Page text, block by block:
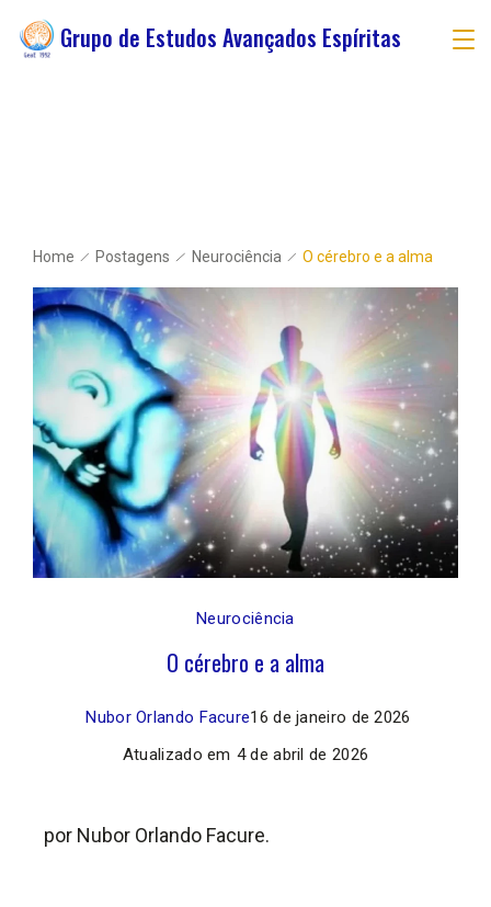
Grupo de Estudos Avançados Espíritas
Home Postagens Neurociência O cérebro e a alma
Neurociência
O cérebro e a alma
Nubor Orlando Facure16 de janeiro de 2026
Atualizado em 4 de abril de 2026
por Nubor Orlando Facure.